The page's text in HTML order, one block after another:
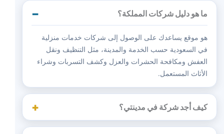
ما هو دليل شركات المملكة؟
هو موقع يساعدك على الوصول إلى شركات خدمات منزلية
في السعودية حسب الخدمة والمدينة، مثل التنظيف ونقل
العفش ومكافحة الحشرات والعزل وكشف التسربات وشراء
الأثاث المستعمل.
كيف أجد شركة في مدينتي؟